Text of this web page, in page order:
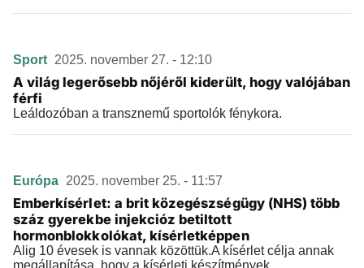
Sport 2025. november 27. - 12:10
A világ legerősebb nőjéről kiderült, hogy valójában
férfi
Leáldozóban a transznemű sportolók fénykora.
Európa 2025. november 25. - 11:57
Emberkísérlet: a brit közegészségügy (NHS) több
száz gyerekbe injekcióz betiltott
hormonblokkolókat, kísérletképpen
Alig 10 évesek is vannak közöttük.A kísérlet célja annak
megállapítása, hogy a kísérleti készítmények